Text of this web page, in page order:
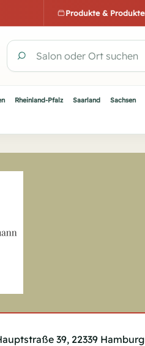
Produkte &
Salon oder Ort suchen
Rheinland-Pfalz Saarland Sachsen
39, 22339 Hamburg